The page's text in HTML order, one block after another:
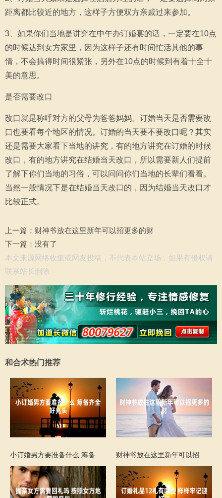
距离都比较近的地方，这样子方便双方亲戚过来参加。
3、如果你们当地是讲究在中午办订婚宴的话，一定要在10点
的时候达到女方家里，因为这样子还有时间忙活其他的事
情，不会搞得时间很紧张，另外在10点的时候到有着十全十
美的意思。
是否需要改口
改口就是称呼对方的父母为爸爸妈妈。订婚当天是否需要改
口也要看每个地区的情况。订婚的当天要不要改口呢？其实
还是需要大家看下当地的讲究，有的地方讲究在订婚的时候
改口，有的地方讲究在结婚当天改口，所以需要新人们提前
了解下你们当地的习俗，可以问问你们当地的长辈们看看。
当然一般情况下是在结婚当天改口的，因为结婚当天改口才
比较正式。
上一篇： 财神爷放在这里新年可以招更多的财
下一篇：没有了
本文来源网络收集或网友投稿，不代表本站立场，如果有侵权请
联系站长删除
和合术热门推荐
小订婚男方要准备什么 筹备齐全好兆头 财神爷放在这里新年可以招更多的财